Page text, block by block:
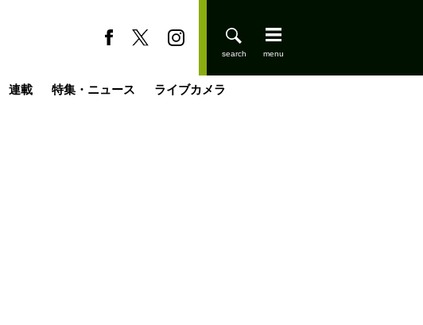
連載 特集・ニュース ライブカメラ